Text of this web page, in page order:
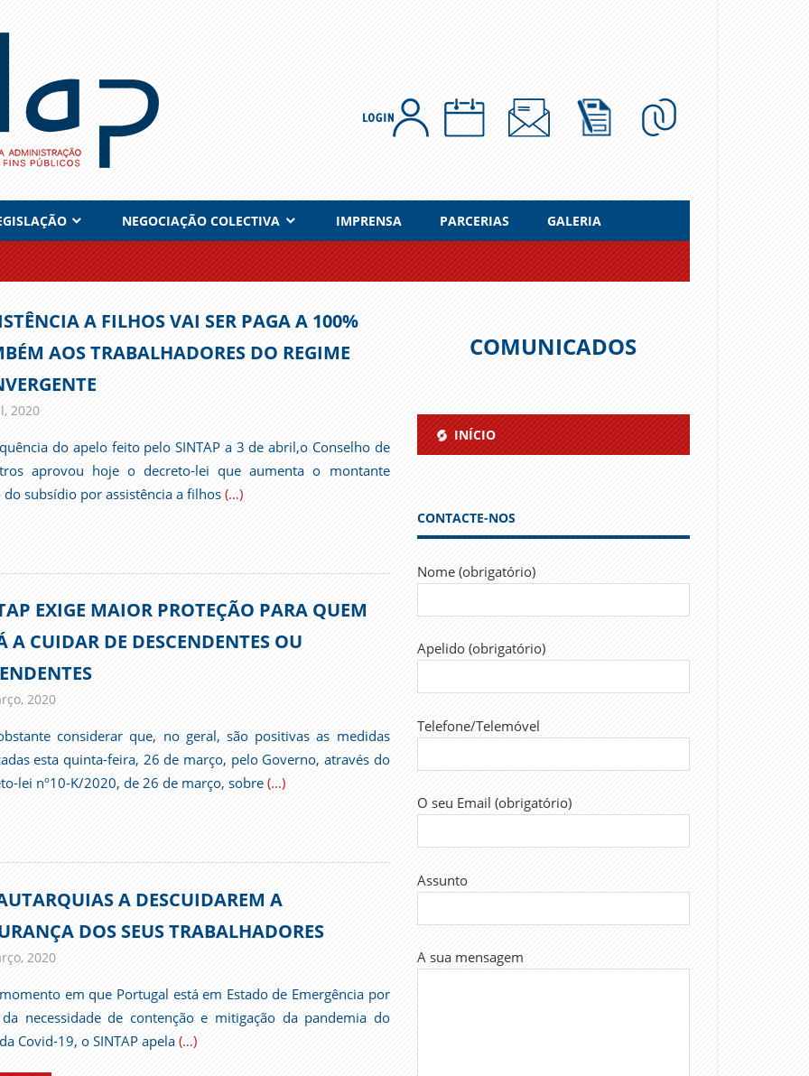
NEGOCIAÇÃO COLECTIVA IMPRENSA PARCERIAS GALERIA
A FILHOS VAI SER PAGA A 100%
AOS TRABALHADORES DO REGIME
2020admin
Comunicados
do apelo feito pelo SINTAP a 3 de abril,o Conselho de
aprovou hoje o decreto-lei que aumenta o montante
subsídio por assistência a filhos (…)
EXIGE MAIOR PROTEÇÃO PARA QUEM
A CUIDAR DE DESCENDENTES OU
2020admin
Comunicados
considerar que, no geral, são positivas as medidas
esta quinta-feira, 26 de março, pelo Governo, através do
lei nº10-K/2020, de 26 de março, sobre (…)
A DESCUIDAREM A
DOS SEUS TRABALHADORES
2020admin
Comunicados
em que Portugal está em Estado de Emergência por
necessidade de contenção e mitigação da pandemia do
Covid-19, o SINTAP apela(…)
COMUNICADOS
INÍCIO
CONTACTE-NOS
Nome (obrigatório)
Apelido (obrigatório)
Telefone/Telemóvel
O seu Email (obrigatório)
Assunto
A sua mensagem